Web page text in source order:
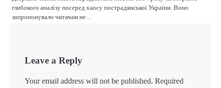
глибокого аналізу посеред хаосу пострадянської України. Воно
запропонувало читачам не…
Leave a Reply
Your email address will not be published. Required